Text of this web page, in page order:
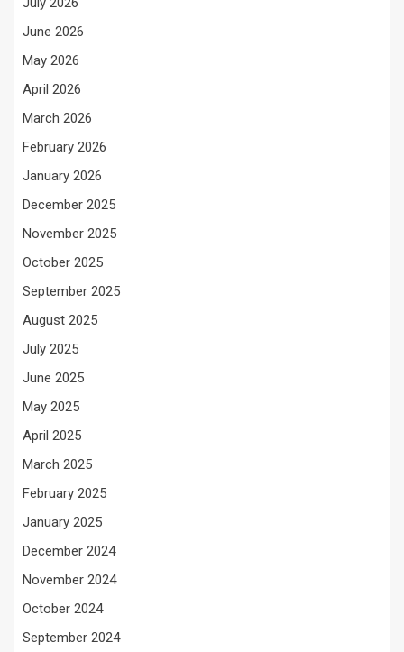
June 2026
May 2026
April 2026
March 2026
February 2026
January 2026
December 2025
November 2025
October 2025
September 2025
August 2025
July 2025
June 2025
May 2025
April 2025
March 2025
February 2025
January 2025
December 2024
November 2024
October 2024
September 2024